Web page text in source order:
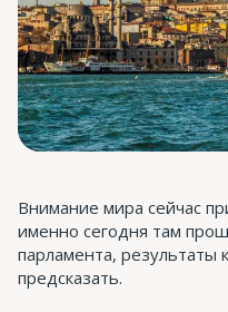
Внимание мира сейчас
именно сегодня там
парламента, результаты
предсказать.